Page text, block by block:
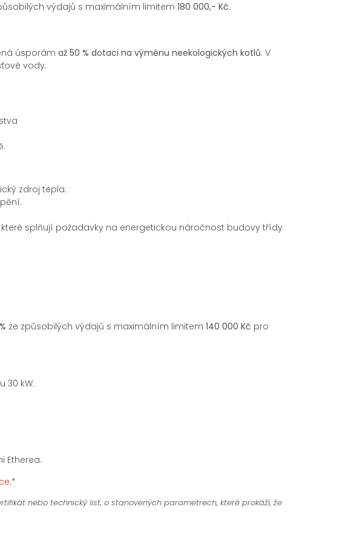
výdajů s maximálním limitem 180 000,- Kč.
úsporám až 50 % dotaci na výměnu neekologických kotlů. V
vody.
zdroj tepla.
splňují požadavky na energetickou náročnost budovy třídy
ze způsobilých výdajů s maximálním limitem 140 000 Kč pro
30 kW.
Etherea.
.*
nebo technický list, o stanovených parametrech, které prokáží, že